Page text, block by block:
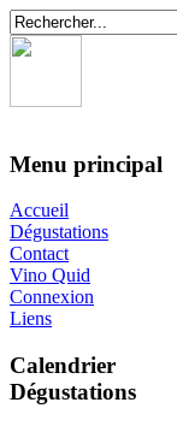
Menu principal
Accueil
Dégustations
Contact
Vino Quid
Connexion
Liens
Calendrier
Dégustations